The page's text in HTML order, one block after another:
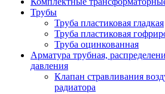
Трубы
Труба пластиковая гладкая
Труба пластиковая
Труба оцинкованная
Арматура трубная,
давления
Клапан стравливания
радиатора